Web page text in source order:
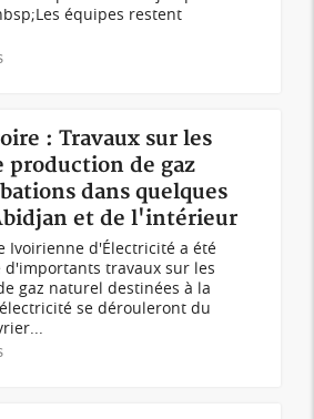
équipes restent
: Travaux sur les
production de gaz
dans quelques
et de l'intérieur
Ivoirienne d'Électricité a été
d'importants travaux sur les
gaz naturel destinées à la
se dérouleront du